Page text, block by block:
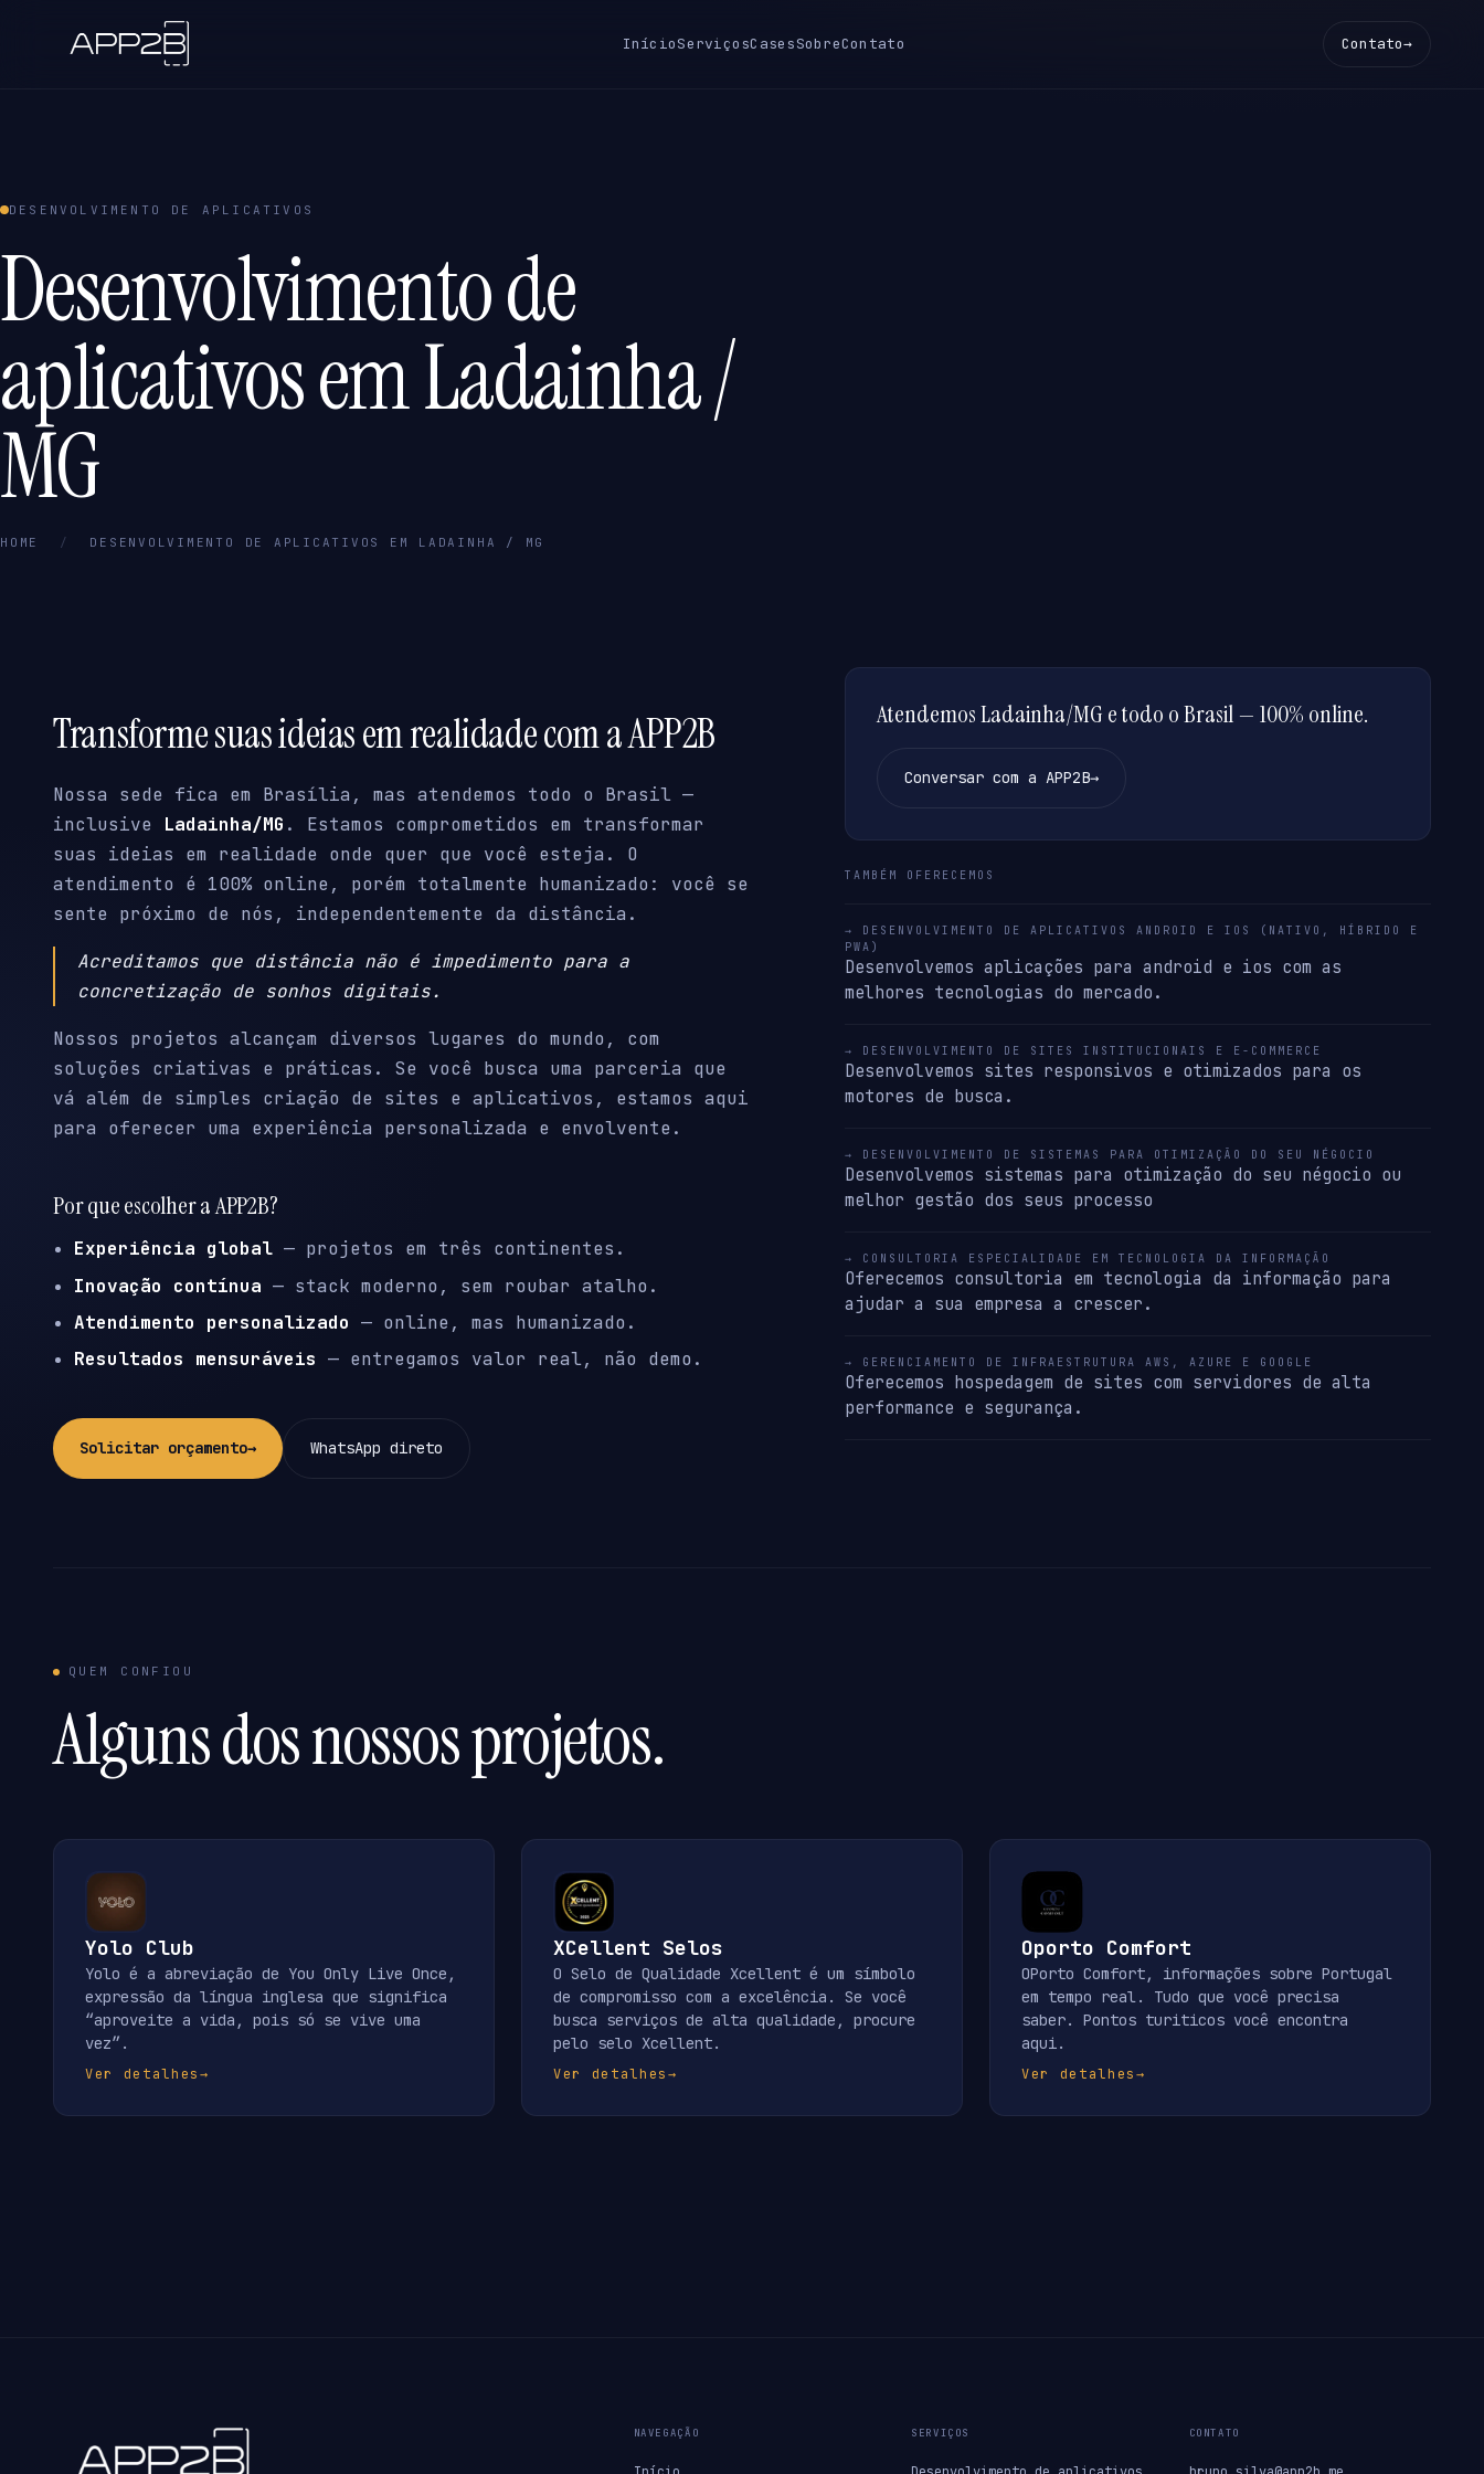
InícioServiçosCasesSobreContato Contato→
DESENVOLVIMENTO DE APLICATIVOS
Desenvolvimento de
aplicativos em Ladainha /
MG
HOME / DESENVOLVIMENTO DE APLICATIVOS EM LADAINHA / MG
Transforme suas ideias em realidade com a APP2B
Nossa sede fica em Brasília, mas atendemos todo o Brasil —
inclusive Ladainha/MG . Estamos comprometidos em transformar
suas ideias em realidade onde quer que você esteja. O
atendimento é 100% online, porém totalmente humanizado: você se
sente próximo de nós, independentemente da distância.
Acreditamos que distância não é impedimento para a
concretização de sonhos digitais.
Nossos projetos alcançam diversos lugares do mundo, com
soluções criativas e práticas. Se você busca uma parceria que
vá além de simples criação de sites e aplicativos, estamos aqui
para oferecer uma experiência personalizada e envolvente.
Por que escolher a APP2B?
Experiência global — projetos em três continentes.
Inovação contínua — stack moderno, sem roubar atalho.
Atendimento personalizado — online, mas humanizado.
Resultados mensuráveis — entregamos valor real, não demo.
Solicitar orçamento→ WhatsApp direto
Atendemos Ladainha/MG e todo o Brasil — 100% online.
Conversar com a APP2B→
TAMBÉM OFERECEMOS
→ DESENVOLVIMENTO DE APLICATIVOS ANDROID E IOS (NATIVO, HÍBRIDO E
PWA)
Desenvolvemos aplicações para android e ios com as
melhores tecnologias do mercado.
→ DESENVOLVIMENTO DE SITES INSTITUCIONAIS E E-COMMERCE
Desenvolvemos sites responsivos e otimizados para os
motores de busca.
→ DESENVOLVIMENTO DE SISTEMAS PARA OTIMIZAÇÃO DO SEU NÉGOCIO
Desenvolvemos sistemas para otimização do seu négocio ou
melhor gestão dos seus processo
→ CONSULTORIA ESPECIALIDADE EM TECNOLOGIA DA INFORMAÇÃO
Oferecemos consultoria em tecnologia da informação para
ajudar a sua empresa a crescer.
→ GERENCIAMENTO DE INFRAESTRUTURA AWS, AZURE E GOOGLE
Oferecemos hospedagem de sites com servidores de alta
performance e segurança.
QUEM CONFIOU
Alguns dos nossos projetos.
Yolo Club
Yolo é a abreviação de You Only Live Once,
expressão da língua inglesa que significa
“aproveite a vida, pois só se vive uma
vez”.
Ver detalhes→
XCellent Selos
O Selo de Qualidade Xcellent é um símbolo
de compromisso com a excelência. Se você
busca serviços de alta qualidade, procure
pelo selo Xcellent.
Ver detalhes→
Oporto Comfort
OPorto Comfort, informações sobre Portugal
em tempo real. Tudo que você precisa
saber. Pontos turiticos você encontra
aqui.
Ver detalhes→
NAVEGAÇÃO SERVIÇOS CONTATO